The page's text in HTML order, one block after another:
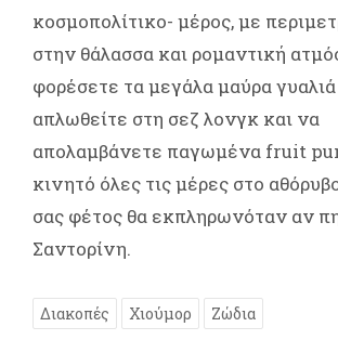
κοσμοπολίτικο- μέρος, με
στην θάλασσα και ρομαντική
φορέσετε τα μεγάλα μαύρα
απλωθείτε στη σεζ λονγκ και να
απολαμβάνετε παγωμένα fruit
κινητό όλες τις μέρες στο
σας φέτος θα εκπληρωνόταν αν
Σαντορίνη.
Διακοπές Χιούμορ Ζώδια